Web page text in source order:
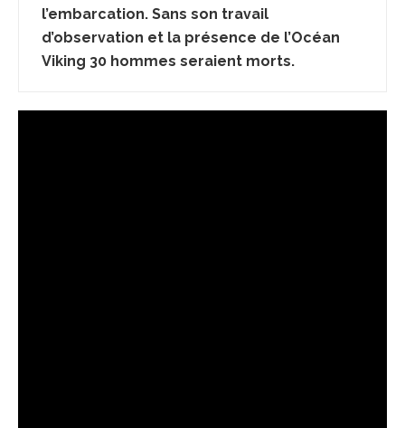
l’embarcation. Sans son travail
d’observation et la présence de l’Océan
Viking 30 hommes seraient morts.